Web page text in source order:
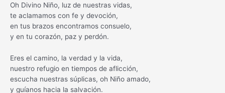
Oh Divino Niño, luz de nuestras vidas,
te aclamamos con fe y devoción,
en tus brazos encontramos consuelo,
y en tu corazón, paz y perdón.
Eres el camino, la verdad y la vida,
nuestro refugio en tiempos de aflicción,
escucha nuestras súplicas, oh Niño amado,
y guíanos hacia la salvación.